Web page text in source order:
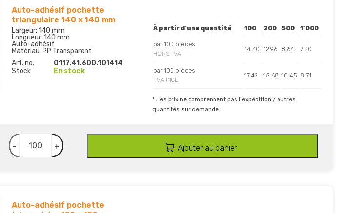
Auto-adhésif pochette
triangulaire 140 x 140 mm
Largeur: 140 mm
Longueur: 140 mm
Auto-adhésif
Matériau: PP Transparent
Art. no.
0117.41.600.101414
Stock
En stock
À partir d’une quantité 100 200 500 1’000
par 100 pièces
HORS TVA
14.40 12.96 8.64 7.20
par 100 pièces
TVA INCL.
17.42 15.68 10.45 8.71
* Les prix ne comprennent pas l'expédition / autres
quantités sur demande
- + Ajouter au panier
Auto-adhésif pochette